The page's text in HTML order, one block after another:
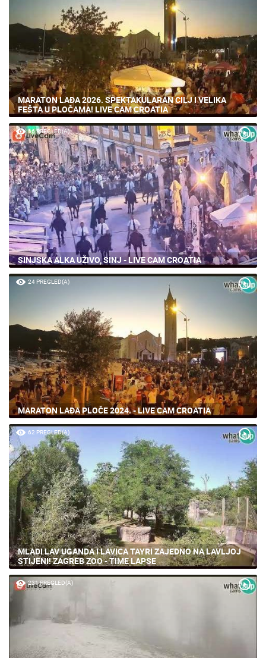
MARATON LAĐA 2026. SPEKTAKULARAN CILJ I VELIKA
FEŠTA U PLOČAMA! LIVE CAM CROATIA
66 PREGLED(A)
SINJSKA ALKA UŽIVO, SINJ - LIVE CAM CROATIA
24 PREGLED(A)
MARATON LAĐA PLOČE 2024. - LIVE CAM CROATIA
62 PREGLED(A)
MLADI LAV UGANDA I LAVICA TAYRI ZAJEDNO NA LAVLJOJ
STIJENI! ZAGREB ZOO - TIME LAPSE
231 PREGLED(A)